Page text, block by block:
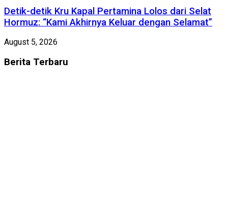
Detik-detik Kru Kapal Pertamina Lolos dari Selat
Hormuz: “Kami Akhirnya Keluar dengan Selamat”
August 5, 2026
Berita Terbaru